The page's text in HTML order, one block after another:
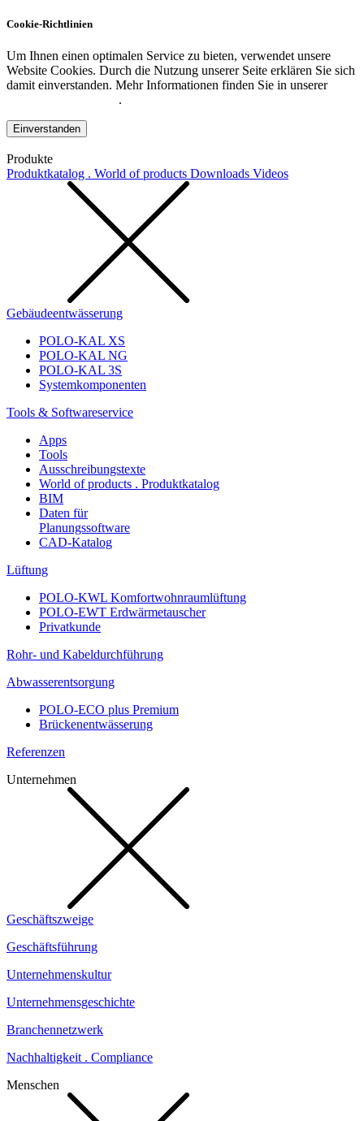
Cookie-Richtlinien
Um Ihnen einen optimalen Service zu bieten, verwendet unsere
Website Cookies. Durch die Nutzung unserer Seite erklären Sie sich
damit einverstanden. Mehr Informationen finden Sie in unserer
.
Einverstanden
Produkte
Produktkatalog . World of products Downloads Videos
Gebäudeentwässerung
POLO-KAL XS
POLO-KAL NG
POLO-KAL 3S
Systemkomponenten
Tools & Softwareservice
Apps
Tools
Ausschreibungstexte
World of products . Produktkatalog
BIM
Daten für
Planungssoftware
CAD-Katalog
Lüftung
POLO-KWL Komfortwohnraumlüftung
POLO-EWT Erdwärmetauscher
Privatkunde
Rohr- und Kabeldurchführung
Abwasserentsorgung
POLO-ECO plus Premium
Brückenentwässerung
Referenzen
Unternehmen
Geschäftszweige
Geschäftsführung
Unternehmenskultur
Unternehmensgeschichte
Branchennetzwerk
Nachhaltigkeit . Compliance
Menschen